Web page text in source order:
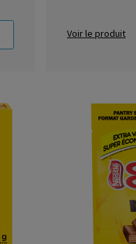
Voir le produit